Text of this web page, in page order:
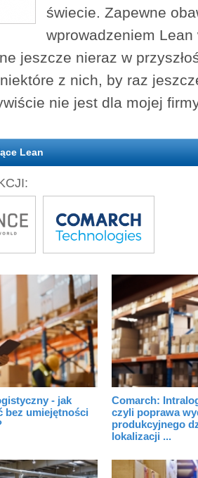
świecie. Zapewne
wprowadzeniem Lean
jeszcze nieraz w
z nich, by raz
nie jest dla mojej
Lean
- jak
bez umiejętności
Comarch:
czyli poprawa
produkcyjnego
lokalizacji ...